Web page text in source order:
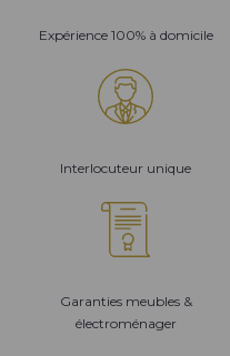
Expérience 100% à domicile
Interlocuteur unique
Garanties meubles &
électroménager